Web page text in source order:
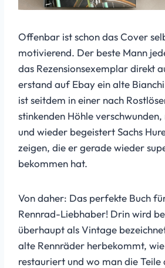
Offenbar ist schon das Cover
motivierend. Der beste Mann
das Rezensionsexemplar direkt
erstand auf Ebay ein alte
ist seitdem in einer nach
stinkenden Höhle
und wieder begeistert Sachs
zeigen, die er gerade wieder
bekommen hat.
Von daher: Das perfekte Buch
Rennrad-Liebhaber! Drin wird
überhaupt als Vintage
alte Rennräder herbekommt,
restauriert und wo man die